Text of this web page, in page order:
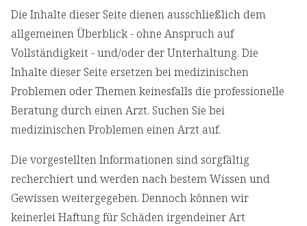
Die Inhalte dieser Seite dienen ausschließlich dem
allgemeinen Überblick - ohne Anspruch auf
Vollständigkeit - und/oder der Unterhaltung. Die
Inhalte dieser Seite ersetzen bei medizinischen
Problemen oder Themen keinesfalls die professionelle
Beratung durch einen Arzt. Suchen Sie bei
medizinischen Problemen einen Arzt auf.
Die vorgestellten Informationen sind sorgfältig
recherchiert und werden nach bestem Wissen und
Gewissen weitergegeben. Dennoch können wir
keinerlei Haftung für Schäden irgendeiner Art